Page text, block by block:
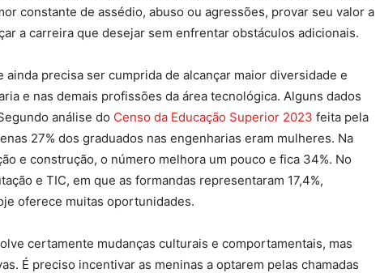
constante de assédio, abuso ou agressões, provar seu valor a
a carreira que desejar sem enfrentar obstáculos adicionais.
ainda precisa ser cumprida de alcançar maior diversidade e
e nas demais profissões da área tecnológica. Alguns dados
análise do Censo da Educação Superior 2023 feita pela
27% dos graduados nas engenharias eram mulheres. Na
e construção, o número melhora um pouco e fica 34%. No
e TIC, em que as formandas representaram 17,4%,
oferece muitas oportunidades.
certamente mudanças culturais e comportamentais, mas
É preciso incentivar as meninas a optarem pelas chamadas